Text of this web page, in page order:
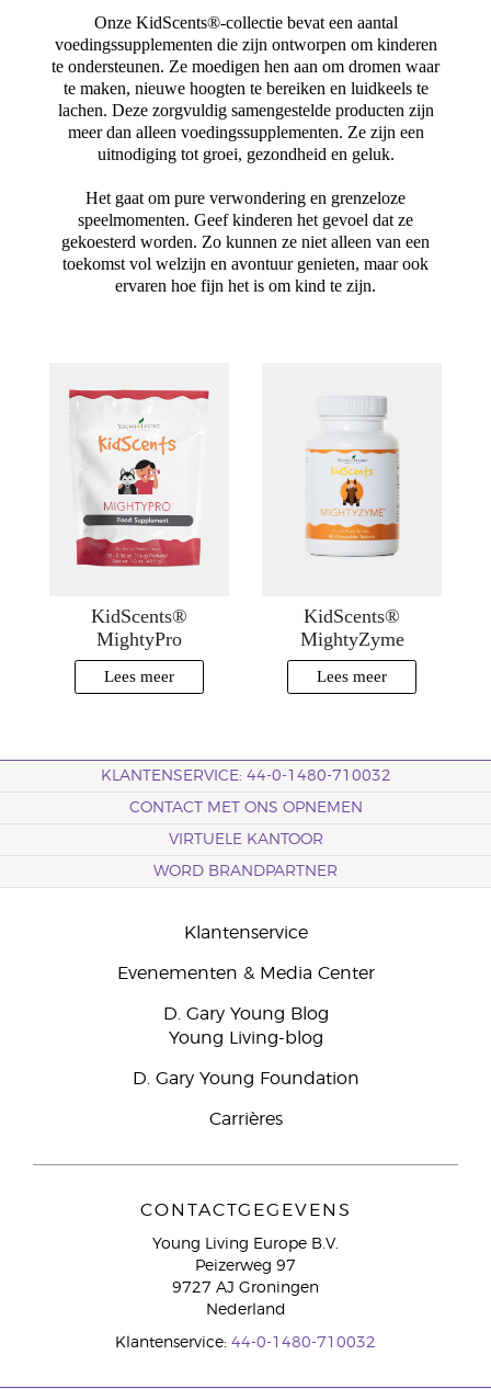
Onze KidScents®-collectie bevat een aantal
voedingssupplementen die zijn ontworpen om kinderen
te ondersteunen. Ze moedigen hen aan om dromen waar
te maken, nieuwe hoogten te bereiken en luidkeels te
lachen. Deze zorgvuldig samengestelde producten zijn
meer dan alleen voedingssupplementen. Ze zijn een
uitnodiging tot groei, gezondheid en geluk.
Het gaat om pure verwondering en grenzeloze
speelmomenten. Geef kinderen het gevoel dat ze
gekoesterd worden. Zo kunnen ze niet alleen van een
toekomst vol welzijn en avontuur genieten, maar ook
ervaren hoe fijn het is om kind te zijn.
KidScents®
MightyPro
Lees meer
KidScents®
MightyZyme
Lees meer
KLANTENSERVICE: 44-0-1480-710032
CONTACT MET ONS OPNEMEN
VIRTUELE KANTOOR
WORD BRANDPARTNER
Klantenservice
Evenementen & Media Center
D. Gary Young Blog
Young Living-blog
D. Gary Young Foundation
Carrières
CONTACTGEGEVENS
Young Living Europe B.V.
Peizerweg 97
9727 AJ Groningen
Nederland
Klantenservice: 44-0-1480-710032